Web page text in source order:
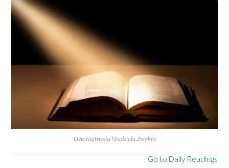
Dziewiętnasta Niedziela Zwykła
Go to Daily Readings